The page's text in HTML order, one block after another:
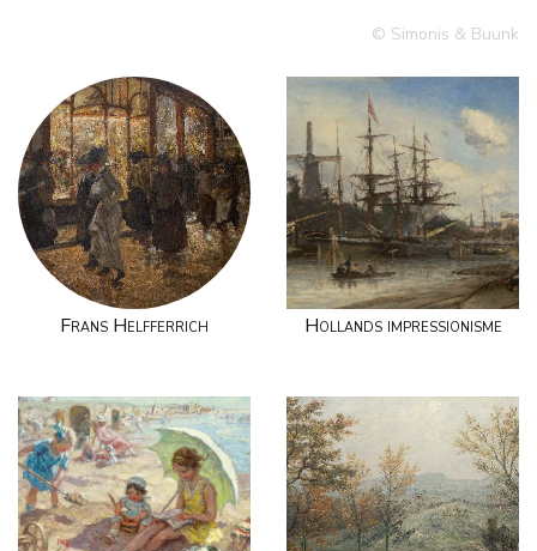
© Simonis & Buunk
Frans Helfferrich Hollands impressionisme